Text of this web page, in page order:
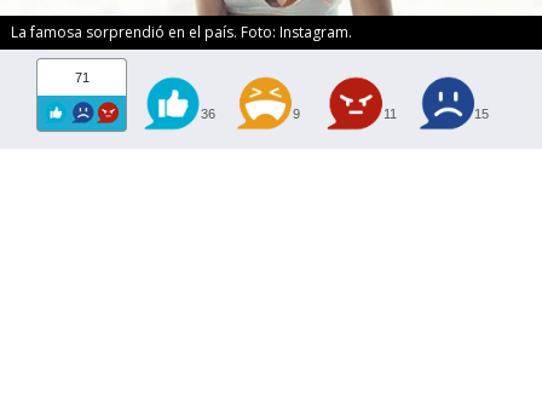
La famosa sorprendió en el país. Foto: Instagram.
71
36 9 11 15